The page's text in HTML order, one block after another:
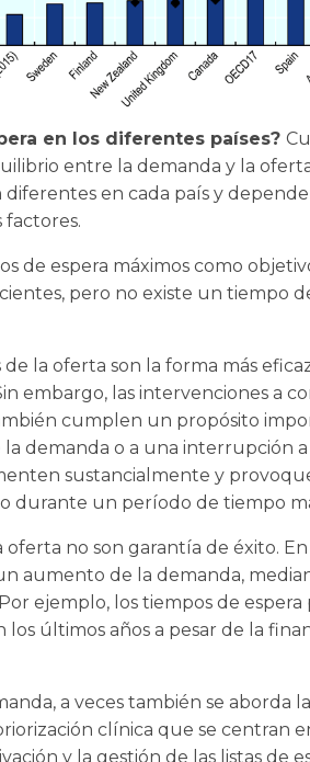
en los diferentes países?
entre la demanda y la oferta
en cada país y
de espera máximos como
pero no existe un tiempo
la oferta son la forma más
embargo, las intervenciones a
cumplen un propósito
demanda o a una interrupción
sustancialmente y
durante un período de tiempo
no son garantía de éxito.
aumento de la demanda,
ejemplo, los tiempos de
últimos años a pesar de la
a veces también se aborda
clínica que se centran
y la gestión de las listas de